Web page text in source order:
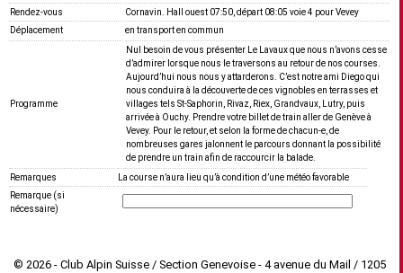
Rendez-vous
Cornavin. Hall ouest 07:50, départ 08:05 voie 4 pour Vevey
Déplacement
en transport en commun
Programme
Nul besoin de vous présenter Le Lavaux que nous n’avons cesse
d’admirer lorsque nous le traversons au retour de nos courses.
Aujourd’hui nous nous y attarderons. C’est notre ami Diego qui
nous conduira à la découverte de ces vignobles en terrasses et
villages tels St-Saphorin, Rivaz, Riex, Grandvaux, Lutry, puis
arrivée à Ouchy. Prendre votre billet de train aller de Genève à
Vevey. Pour le retour, et selon la forme de chacun-e, de
nombreuses gares jalonnent le parcours donnant la possibilité
de prendre un train afin de raccourcir la balade.
Remarques
La course n’aura lieu qu’à condition d’une météo favorable
Remarque (si
nécessaire)
© 2026 - Club Alpin Suisse / Section Genevoise - 4 avenue du Mail / 1205